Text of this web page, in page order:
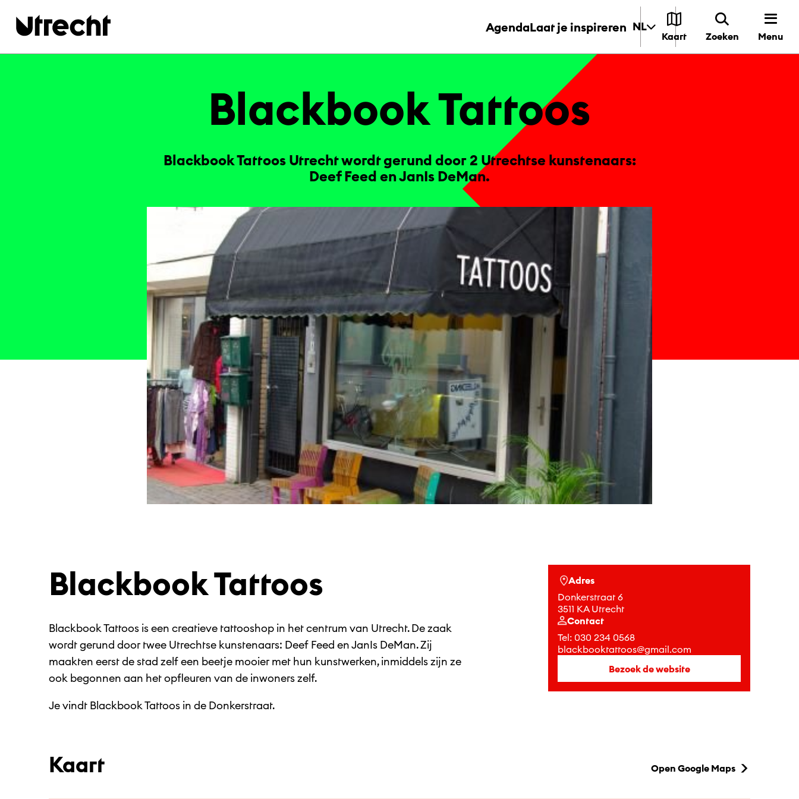
AgendaLaat je inspireren NL
Kaart Zoeken Menu
Black­book Tat­toos
Blackbook Tattoos Utrecht wordt gerund door 2 Utrechtse kunstenaars:
Deef Feed en JanIs DeMan.
Blackbook Tattoos
Blackbook Tattoos is een creatieve tattooshop in het centrum van Utrecht. De zaak
wordt gerund door twee Utrechtse kunstenaars: Deef Feed en JanIs DeMan. Zij
maakten eerst de stad zelf een beetje mooier met hun kunstwerken, inmiddels zijn ze
ook begonnen aan het opfleuren van de inwoners zelf.
Je vindt Blackbook Tattoos in de Donkerstraat.
Adres
Donkerstraat 6
3511 KA Utrecht
Contact
Tel: 030 234 0568
blackbooktattoos@gmail.com
Bezoek de website
Kaart Open Google Maps